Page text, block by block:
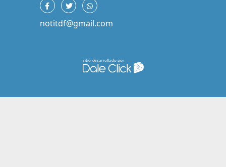
notitdf@gmail.com